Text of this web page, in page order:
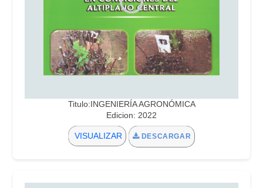
Titulo:INGENIERÍA AGRONÓMICA
Edicion: 2022
VISUALIZAR DESCARGAR